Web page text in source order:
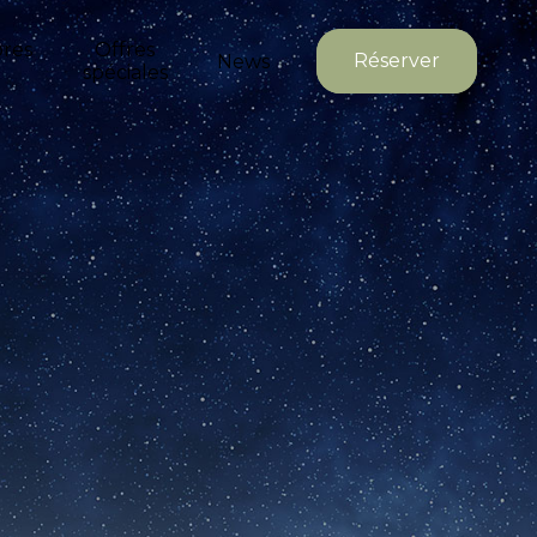
Offres
spéciales
News Réserver